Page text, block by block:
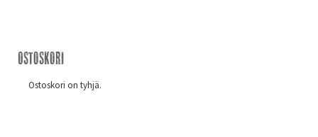
Ostoskori
Ostoskori on tyhjä.